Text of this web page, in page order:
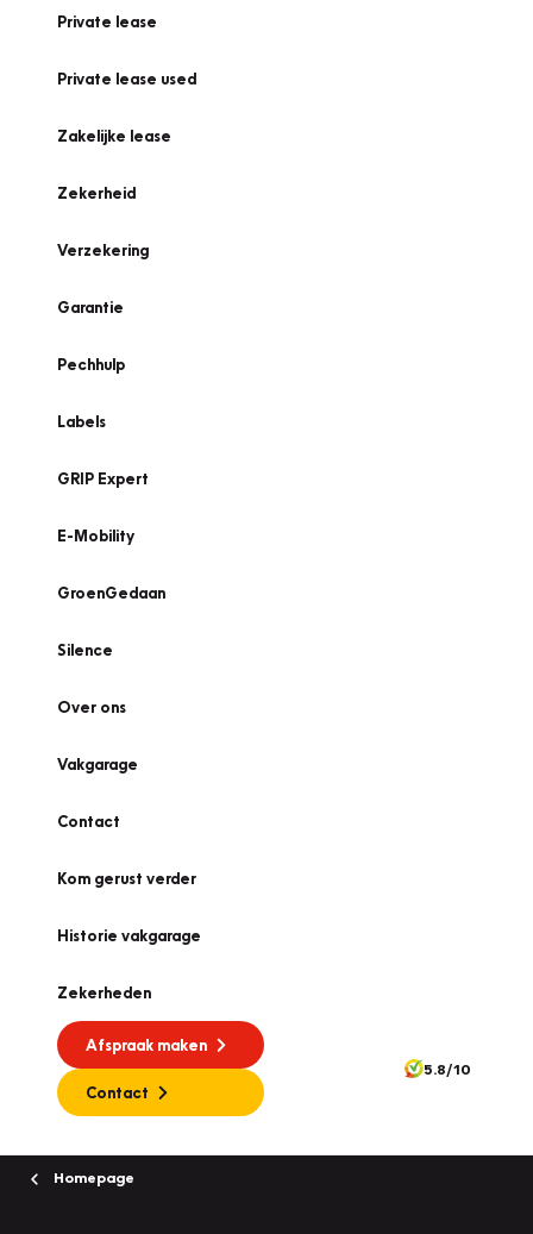
Private lease
Private lease used
Zakelijke lease
Zekerheid
Verzekering
Garantie
Pechhulp
Labels
GRIP Expert
E-Mobility
GroenGedaan
Silence
Over ons
Vakgarage
Contact
Kom gerust verder
Historie vakgarage
Zekerheden
Afspraak maken
Contact
5.8/10
Homepage